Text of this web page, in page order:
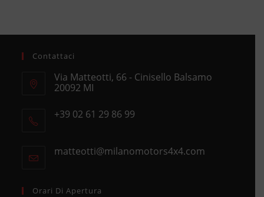
Contattaci
Via Matteotti, 66 - Cinisello Balsamo
20092 MI
in
+39 02 61 29 86 99
your
matteotti@milanomotors4x4.comOpens
Orari Di Apertura